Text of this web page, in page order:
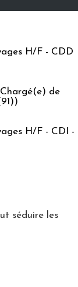
H/F - CDD
de
H/F - CDI -
séduire les